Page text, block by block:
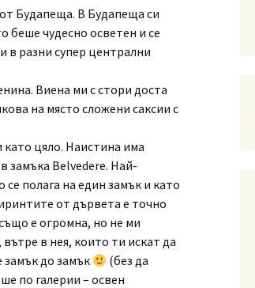
Будапеща. В Будапеща си
беше чудесно осветен и се
в разни супер централни
Виена ми с стори доста
на място сложени саксии с
като цяло. Наистина има
замъка Belvedere. Най-
полага на един замък и като
от дървета е точно
е огромна, но не ми
в нея, които ти искат да
до замък
(без да
по галерии – освен